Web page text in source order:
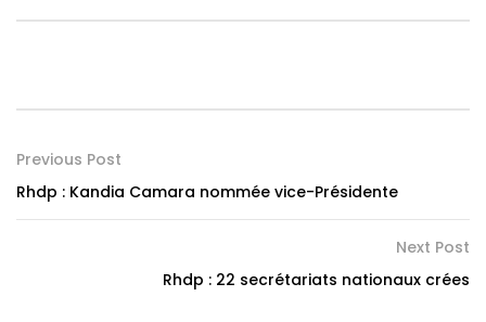
Previous Post
Rhdp : Kandia Camara nommée vice-Présidente
Next Post
Rhdp : 22 secrétariats nationaux crées